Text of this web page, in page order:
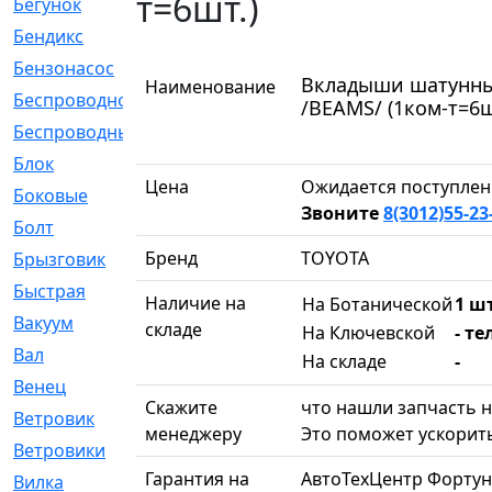
Бегунок
[21]
Бендикс
Бензонасос
Беспроводное
[2]
Беспроводные
Блок
[81]
Боковые
Болт
Брызговик
Быстрая
Вакуум
[23]
Вал
Венец
[16]
Ветровик
[132]
Ветровики
[2]
Вилка
[15]
Наименование
Вкладыши
/BEAMS/ (1ком-
Цена
Ожидается
Звоните8(3012)55-
Бренд
TOYOTA
Наличие на
складе
На Ботанической1
На Ключевской
-
На складе
-
Скажите
менеджеру
что нашли запчасть
Это поможет
Гарантия на
АвтоТехЦентр